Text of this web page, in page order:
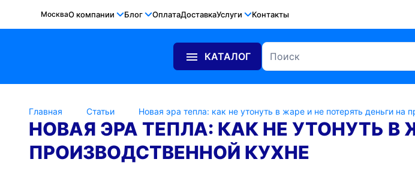
МоскваО компании Блог ОплатаДоставкаУслуги Контакты
КАТАЛОГ
Главная Статьи Новая эра тепла: как не утонуть в жаре и не потерять деньги на
НОВАЯ ЭРА ТЕПЛА: КАК НЕ УТОНУТЬ В
ПРОИЗВОДСТВЕННОЙ КУХНЕ